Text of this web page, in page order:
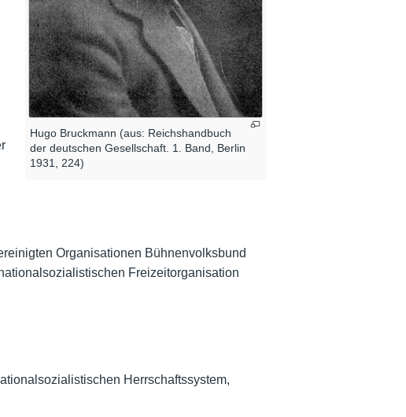
Hugo Bruckmann (aus: Reichshandbuch
der deutschen Gesellschaft. 1. Band, Berlin
1931, 224)
Organisationen Bühnenvolksbund
Freizeitorganisation
Herrschaftssystem,